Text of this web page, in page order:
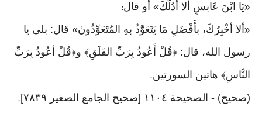
«يَا ابْنَ عَابسٍ أَلا أَدُلُّكَ» أو قال:
« ألا أخْبِرُكَ، بأَفْضَلِ مَا يَتَعَوَّذُ بهِ المُتَعَوِّذُونَ» قال: بلى يا
رسول الله، قال: ﴿قُلْ أَعُوذُ بِرَبِّ الفَلَقِ﴾ و﴿قُلْ أعُوذُ بِرَبِّ
النَّاسِ﴾ هاتين السورتين.
(صحيح) - الصحيحة ١١٠٤ [صحيح الجامع الصغير ٧٨٣٩] .